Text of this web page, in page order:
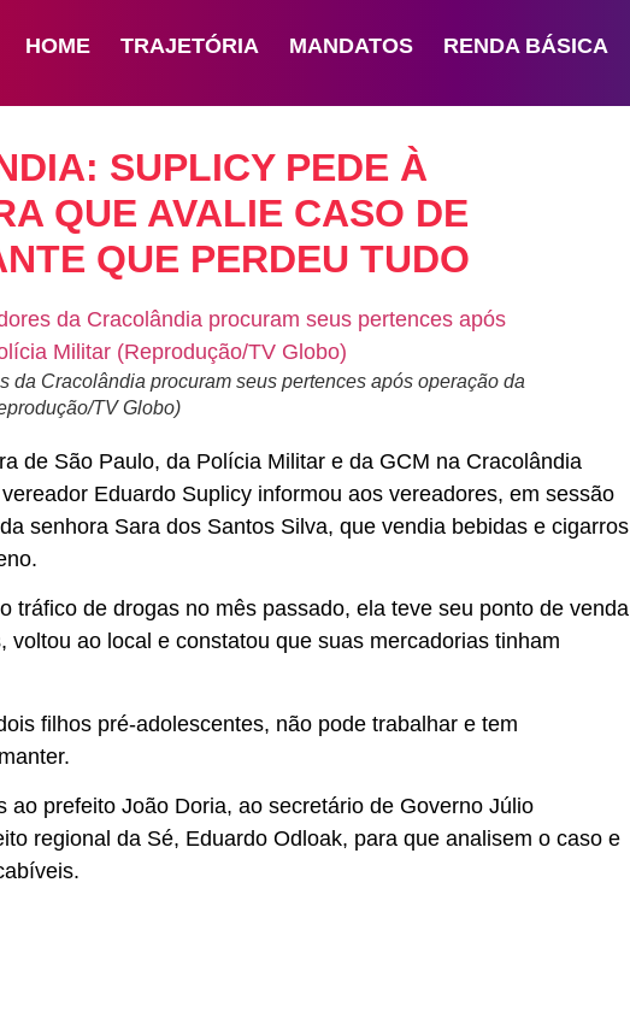
HOME TRAJETÓRIA MANDATOS RENDA BÁSICA
SUPLICY PEDE À
QUE AVALIE CASO DE
QUE PERDEU TUDO
da Cracolândia procuram seus pertences após operação da
TV Globo)
de São Paulo, da Polícia Militar e da GCM na Cracolândia
Eduardo Suplicy informou aos vereadores, em sessão
senhora Sara dos Santos Silva, que vendia bebidas e cigarros
tráfico de drogas no mês passado, ela teve seu ponto de venda
voltou ao local e constatou que suas mercadorias tinham
filhos pré-adolescentes, não pode trabalhar e tem
ao prefeito João Doria, ao secretário de Governo Júlio
regional da Sé, Eduardo Odloak, para que analisem o caso e